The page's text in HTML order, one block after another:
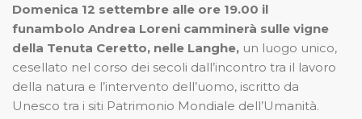
Domenica 12 settembre alle ore 19.00 il
funambolo Andrea Loreni camminerà sulle vigne
della Tenuta Ceretto, nelle Langhe, un luogo unico,
cesellato nel corso dei secoli dall’incontro tra il lavoro
della natura e l’intervento dell’uomo, iscritto da
Unesco tra i siti Patrimonio Mondiale dell’Umanità.